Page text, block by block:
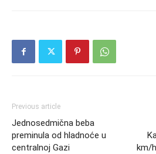
Previous article
Jednosedmična beba
preminula od hladnoće u
centralnoj Gazi
km/